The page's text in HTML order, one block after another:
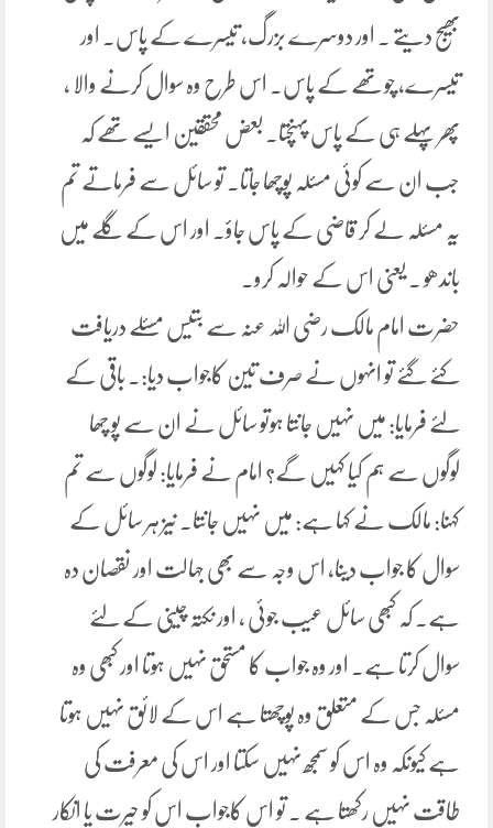
بھیج دیتے ۔ اور دوسرے بزرگ، تیسرے کے پاس۔ اور
تیسرے، چوتھے کے پاس۔ اس طرح وہ سوال کرنے والا ،
پھر پہلے ہی کے پاس پہنچتا۔ بعض محققین ایسے تھے کہ
جب ان سے کوئی مسئلہ پوچھا جاتا۔ تو سائل سے فرماتے تم
یہ مسئلہ لے کر قاضی کے پاس جاؤ۔ اور اس کے گلے میں
باندھو ۔ یعنی اس کے حوالہ کرو۔
حضرت امام مالک رضی اللہ عنہ سے بتیس مسئلے دریافت
کئے گئے تو انہوں نے صرف تین کاجواب دیا:۔ باقی کے
لئے فرمایا: میں نہیں جانتا ہوتو سائل نے ان سے پو چھا
لوگوں سے ہم کیا کہیں گے؟ امام نے فرمایا: لوگوں سے تم
کہنا: مالک نے کہا ہے: میں نہیں جانتا۔ نیز ہر سائل کے
سوال کا جواب دینا، اس وجہ سے بھی جہالت اور نقصان دہ
ہے۔ کہ کبھی سائل عیب جوئی ، اور نکتہ چینی کے لئے
سوال کرتا ہے۔ اور وہ جواب کا مستحق نہیں ہوتا اور کبھی وہ
مسئلہ جس کے متعلق وہ پوچھتا ہے اس کے لائق نہیں ہوتا
ہے کیونکہ وہ اس کو سمجھ نہیں سکتا اور اس کی معرفت کی
طاقت نہیں رکھتا ہے ۔ تو اس کاجواب اس کو حیرت یا انکار